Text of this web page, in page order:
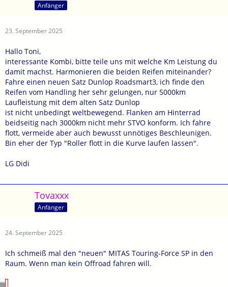
Anfänger
23. September 2025
Hallo Toni,
interessante Kombi, bitte teile uns mit welche Km Leistung du
damit machst. Harmonieren die beiden Reifen miteinander?
Fahre einen neuen Satz Dunlop Roadsmart3, ich finde den
Reifen vom Handling her sehr gelungen, nur 5000km
Laufleistung mit dem alten Satz Dunlop
ist nicht unbedingt weltbewegend. Flanken am Hinterrad
beidseitig nach 3000km nicht mehr STVO konform. Ich fahre
flott, vermeide aber auch bewusst unnötiges Beschleunigen.
Bin eher der Typ "Roller flott in die Kurve laufen lassen".
LG Didi
Tovaxxx
Anfänger
24. September 2025
Ich schmeiß mal den "neuen" MITAS Touring-Force SP in den
Raum. Wenn man kein Offroad fahren will.